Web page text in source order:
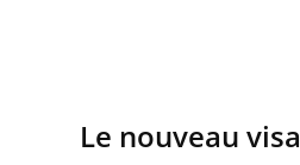
Le nouveau